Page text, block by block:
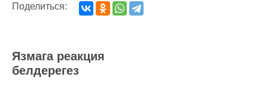
Поделиться:
Язмага реакция
белдерегез